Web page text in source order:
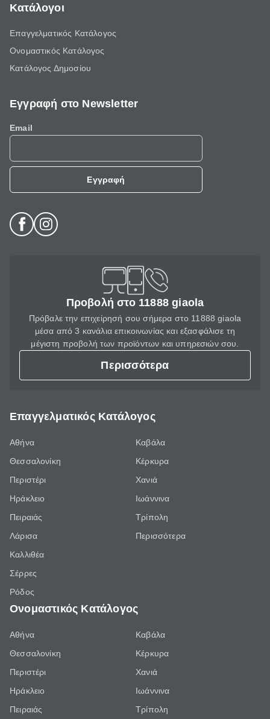
Κατάλογοι
Επαγγελματικός Κατάλογος
Ονομαστικός Κατάλογος
Κατάλογος Δημοσίου
Εγγραφή στο Newsletter
Email
Εγγραφή
Προβολή στο 11888 giaola
Πρόβαλε την επιχείρησή σου σήμερα στο 11888 giaola
μέσα από 3 κανάλια επικοινωνίας και εξασφάλισε τη
μέγιστη προβολή των προϊόντων και υπηρεσιών σου.
Περισσότερα
Επαγγελματικός Κατάλογος
Αθήνα
Θεσσαλονίκη
Περιστέρι
Ηράκλειο
Πειραιάς
Λάρισα
Καλλιθέα
Σέρρες
Ρόδος
Καβάλα
Κέρκυρα
Χανιά
Ιωάννινα
Τρίπολη
Περισσότερα
Ονομαστικός Κατάλογος
Αθήνα
Θεσσαλονίκη
Περιστέρι
Ηράκλειο
Πειραιάς
Καβάλα
Κέρκυρα
Χανιά
Ιωάννινα
Τρίπολη